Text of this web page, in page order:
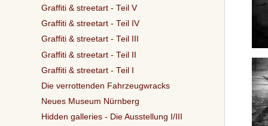
Graffiti & streetart - Teil V
Graffiti & streetart - Teil IV
Graffiti & streetart - Teil III
Graffiti & streetart - Teil II
Graffiti & streetart - Teil I
Die verrottenden Fahrzeugwracks
Neues Museum Nürnberg
Hidden galleries - Die Ausstellung I/III